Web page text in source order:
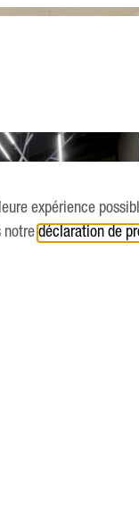
expérience
notre déclaration de